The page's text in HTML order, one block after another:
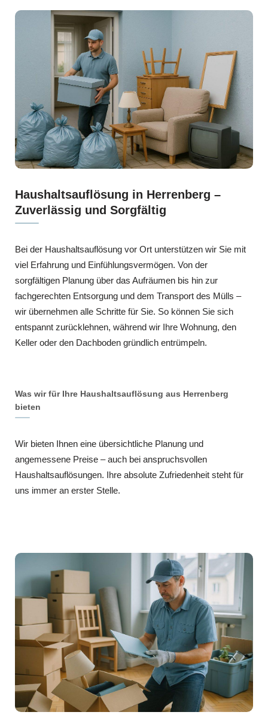
Haushaltsauflösung in Herrenberg –
Zuverlässig und Sorgfältig
Bei der Haushaltsauflösung vor Ort unterstützen wir Sie mit
viel Erfahrung und Einfühlungsvermögen. Von der
sorgfältigen Planung über das Aufräumen bis hin zur
fachgerechten Entsorgung und dem Transport des Mülls –
wir übernehmen alle Schritte für Sie. So können Sie sich
entspannt zurücklehnen, während wir Ihre Wohnung, den
Keller oder den Dachboden gründlich entrümpeln.
Was wir für Ihre Haushaltsauflösung aus Herrenberg
bieten
Wir bieten Ihnen eine übersichtliche Planung und
angemessene Preise – auch bei anspruchsvollen
Haushaltsauflösungen. Ihre absolute Zufriedenheit steht für
uns immer an erster Stelle.